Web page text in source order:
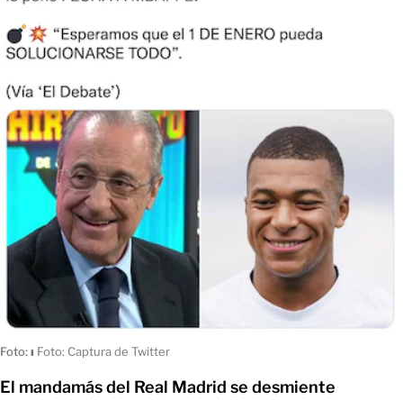
Foto:ı Foto: Captura de Twitter
El mandamás del Real Madrid se desmiente